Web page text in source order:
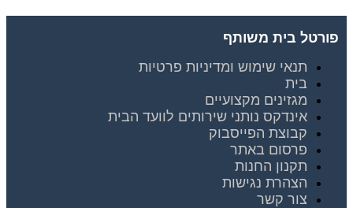
פורטל בית משותף
תנאי שימוש ומדיניות פרטיות
בית
מגזינים מקצועיים
אינדקס נותני שירותים לוועד הבית
קבוצת הפייסבוק
פרסום באתר
תקנון החנות
הצהרת נגישות
צור קשר